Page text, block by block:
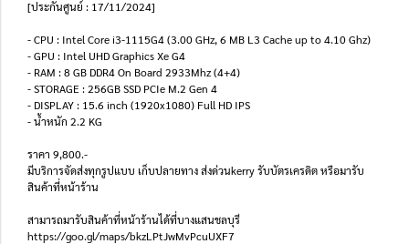
[ประกันศูนย์ : 17/11/2024]
- CPU : Intel Core i3-1115G4 (3.00 GHz, 6 MB L3 Cache up to 4.10 Ghz)
- GPU : Intel UHD Graphics Xe G4
- RAM : 8 GB DDR4 On Board 2933Mhz (4+4)
- STORAGE : 256GB SSD PCIe M.2 Gen 4
- DISPLAY : 15.6 inch (1920x1080) Full HD IPS
- น้ำหนัก 2.2 KG
ราคา 9,800.-
มีบริการจัดส่งทุกรูปแบบ เก็บปลายทาง ส่งด่วนkerry รับบัตรเครดิต หรือมารับ
สินค้าที่หน้าร้าน
สามารถมารับสินค้าที่หน้าร้านได้ที่บางแสนชลบุรี
https://goo.gl/maps/bkzLPtJwMvPcuUXF7